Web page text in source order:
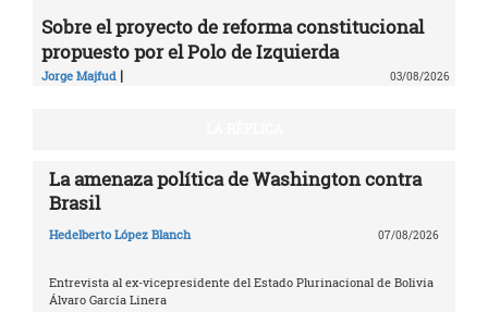
Sobre el proyecto de reforma constitucional
propuesto por el Polo de Izquierda
Jorge Majfud | 03/08/2026
La amenaza política de Washington contra
Brasil
Hedelberto López Blanch 07/08/2026
Entrevista al ex-vicepresidente del Estado Plurinacional de Bolivia
Álvaro García Linera